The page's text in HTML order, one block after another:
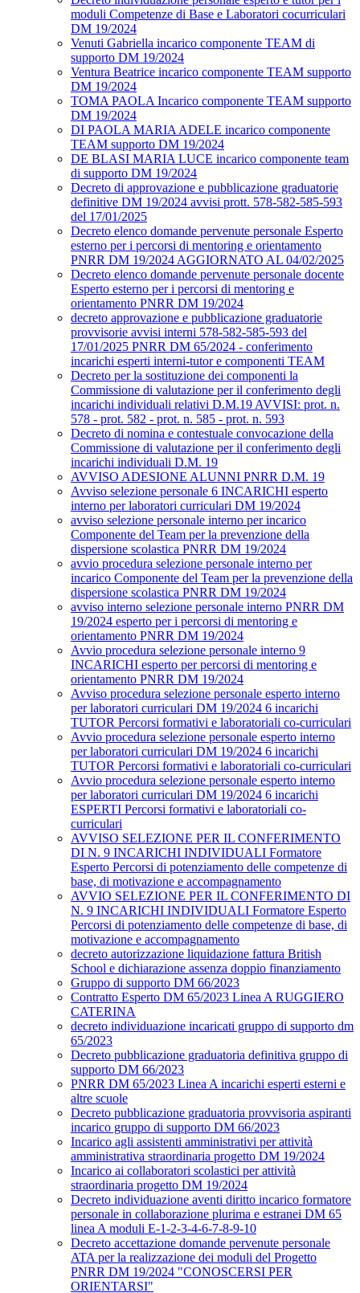
moduli Competenze di Base e Laboratori cocurriculari
DM 19/2024
Venuti Gabriella incarico componente TEAM di
supporto DM 19/2024
Ventura Beatrice incarico componente TEAM supporto
DM 19/2024
TOMA PAOLA Incarico componente TEAM supporto
DM 19/2024
DI PAOLA MARIA ADELE incarico componente
TEAM supporto DM 19/2024
DE BLASI MARIA LUCE incarico componente team
di supporto DM 19/2024
Decreto di approvazione e pubblicazione graduatorie
definitive DM 19/2024 avvisi prott. 578-582-585-593
del 17/01/2025
Decreto elenco domande pervenute personale Esperto
esterno per i percorsi di mentoring e orientamento
PNRR DM 19/2024 AGGIORNATO AL 04/02/2025
Decreto elenco domande pervenute personale docente
Esperto esterno per i percorsi di mentoring e
orientamento PNRR DM 19/2024
decreto approvazione e pubblicazione graduatorie
provvisorie avvisi interni 578-582-585-593 del
17/01/2025 PNRR DM 65/2024 - conferimento
incarichi esperti interni-tutor e componenti TEAM
Decreto per la sostituzione dei componenti la
Commissione di valutazione per il conferimento degli
incarichi individuali relativi D.M.19 AVVISI: prot. n.
578 - prot. 582 - prot. n. 585 - prot. n. 593
Decreto di nomina e contestuale convocazione della
Commissione di valutazione per il conferimento degli
incarichi individuali D.M. 19
AVVISO ADESIONE ALUNNI PNRR D.M. 19
Avviso selezione personale 6 INCARICHI esperto
interno per laboratori curriculari DM 19/2024
avviso selezione personale interno per incarico
Componente del Team per la prevenzione della
dispersione scolastica PNRR DM 19/2024
avvio procedura selezione personale interno per
incarico Componente del Team per la prevenzione della
dispersione scolastica PNRR DM 19/2024
avviso interno selezione personale interno PNRR DM
19/2024 esperto per i percorsi di mentoring e
orientamento PNRR DM 19/2024
Avvio procedura selezione personale interno 9
INCARICHI esperto per percorsi di mentoring e
orientamento PNRR DM 19/2024
Avviso procedura selezione personale esperto interno
per laboratori curriculari DM 19/2024 6 incarichi
TUTOR Percorsi formativi e laboratoriali co-curriculari
Avvio procedura selezione personale esperto interno
per laboratori curriculari DM 19/2024 6 incarichi
TUTOR Percorsi formativi e laboratoriali co-curriculari
Avvio procedura selezione personale esperto interno
per laboratori curriculari DM 19/2024 6 incarichi
ESPERTI Percorsi formativi e laboratoriali co-
curriculari
AVVISO SELEZIONE PER IL CONFERIMENTO
DI N. 9 INCARICHI INDIVIDUALI Formatore
Esperto Percorsi di potenziamento delle competenze di
base, di motivazione e accompagnamento
AVVIO SELEZIONE PER IL CONFERIMENTO DI
N. 9 INCARICHI INDIVIDUALI Formatore Esperto
Percorsi di potenziamento delle competenze di base, di
motivazione e accompagnamento
decreto autorizzazione liquidazione fattura British
School e dichiarazione assenza doppio finanziamento
Gruppo di supporto DM 66/2023
Contratto Esperto DM 65/2023 Linea A RUGGIERO
CATERINA
decreto individuazione incaricati gruppo di supporto dm
65/2023
Decreto pubblicazione graduatoria definitiva gruppo di
supporto DM 66/2023
PNRR DM 65/2023 Linea A incarichi esperti esterni e
altre scuole
Decreto pubblicazione graduatoria provvisoria aspiranti
incarico gruppo di supporto DM 66/2023
Incarico agli assistenti amministrativi per attività
amministrativa straordinaria progetto DM 19/2024
Incarico ai collaboratori scolastici per attività
straordinaria progetto DM 19/2024
Decreto individuazione aventi diritto incarico formatore
personale in collaborazione plurima e estranei DM 65
linea A moduli E-1-2-3-4-6-7-8-9-10
Decreto accettazione domande pervenute personale
ATA per la realizzazione dei moduli del Progetto
PNRR DM 19/2024 "CONOSCERSI PER
ORIENTARSI"